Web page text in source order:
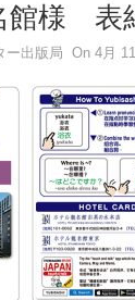
館様 表
ー出版局 On 4月